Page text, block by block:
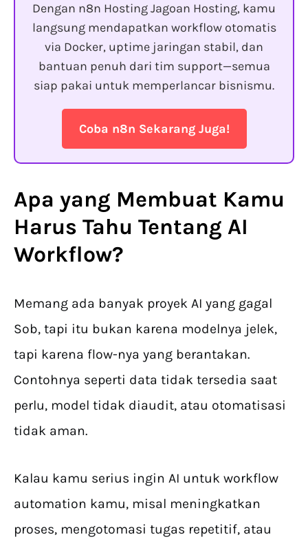
Dengan n8n Hosting Jagoan Hosting, kamu
langsung mendapatkan workflow otomatis
via Docker, uptime jaringan stabil, dan
bantuan penuh dari tim support—semua
siap pakai untuk memperlancar bisnismu.
Coba n8n Sekarang Juga!
Apa yang Membuat Kamu
Harus Tahu Tentang AI
Workflow?
Memang ada banyak proyek AI yang gagal
Sob, tapi itu bukan karena modelnya jelek,
tapi karena flow-nya yang berantakan.
Contohnya seperti data tidak tersedia saat
perlu, model tidak diaudit, atau otomatisasi
tidak aman.
Kalau kamu serius ingin AI untuk workflow
automation kamu, misal meningkatkan
proses, mengotomasi tugas repetitif, atau